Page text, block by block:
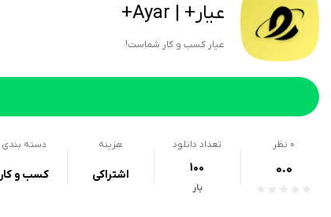
عیار+ | Ayar+
عیار کسب و کار شماست!
0 نظر
0.0
تعداد دانلود
100
بار
هزینه
اشتراکی
دسته بندی
کسب و کار